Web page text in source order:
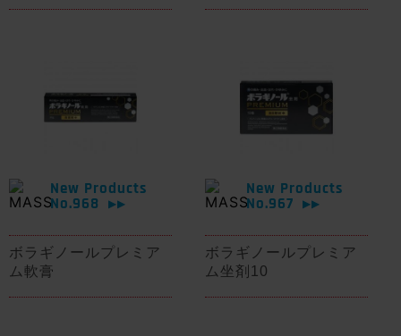
New Products
No.968
▶▶
ボラギノールプレミア
ム軟膏
New Products
No.967
▶▶
ボラギノールプレミア
ム坐剤10